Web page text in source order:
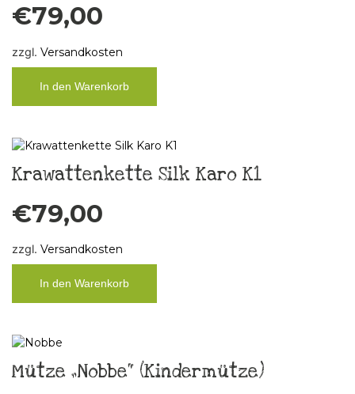
€79,00
zzgl. Versandkosten
In den Warenkorb
Krawattenkette Silk Karo K1
€79,00
zzgl. Versandkosten
In den Warenkorb
Mütze „Nobbe“ (Kindermütze)